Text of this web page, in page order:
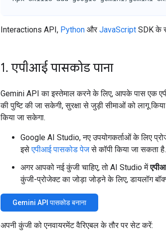
Interactions API, Python और JavaScript SDK के
1. एपीआई पासकोड पाना
Gemini API का इस्तेमाल करने के लिए, आपके पास एक
की पुष्टि की जा सकेगी, सुरक्षा से जुड़ी सीमाओं को लागू
किया जा सकेगा.
Google AI Studio, नए उपयोगकर्ताओं के लिए
इसेएपीआई पासकोड पेजसे कॉपी किया जा सकता है.
अगर आपको नई कुंजी चाहिए, तो AI Studio में
कुंजी-प्रोजेक्ट का जोड़ा जोड़ने के लिए, डायलॉग
Gemini API पासकोड बनाना
अपनी कुंजी को एनवायरमेंट वैरिएबल के तौर पर सेट करें: